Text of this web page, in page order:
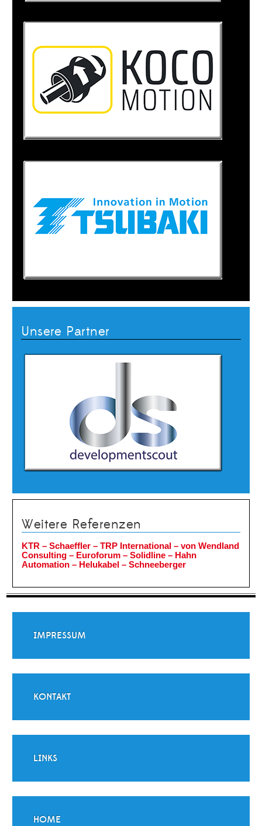
Unsere Partner
Weitere Referenzen
KTR – Schaeffler – TRP International –von Wendland
Consulting – Euroforum – Solidline – Hahn
Automation – Helukabel – Schneeberger
IMPRESSUM
KONTAKT
LINKS
HOME